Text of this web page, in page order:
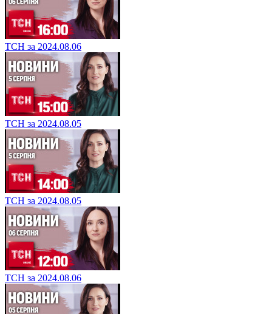
ТСН за 2024.08.06
ТСН за 2024.08.05
ТСН за 2024.08.05
ТСН за 2024.08.06